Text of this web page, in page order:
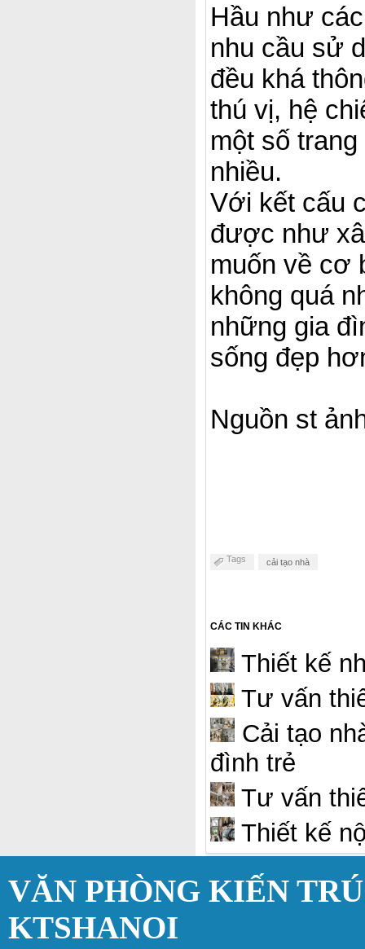
Hầu như
nhu cầu sử
đều khá
thú vị, hệ
một số
nhiều.
Với kết cấu
được như
muốn về cơ
không quá
những gia
sống đẹp
Nguồn st
Tags cải tạo nhà
CÁC TIN KHÁC
Thiết kế
Tư vấn
Cải tạo
đình trẻ
Tư vấn
Thiết kế
VĂN PHÒNG KIẾN
KTSHANOI